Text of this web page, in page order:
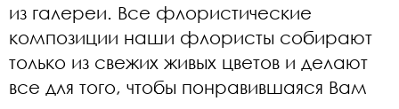
из галереи. Все флористические
композиции наши флористы собирают
только из свежих живых цветов и делают
все для того, чтобы понравившаяся Вам